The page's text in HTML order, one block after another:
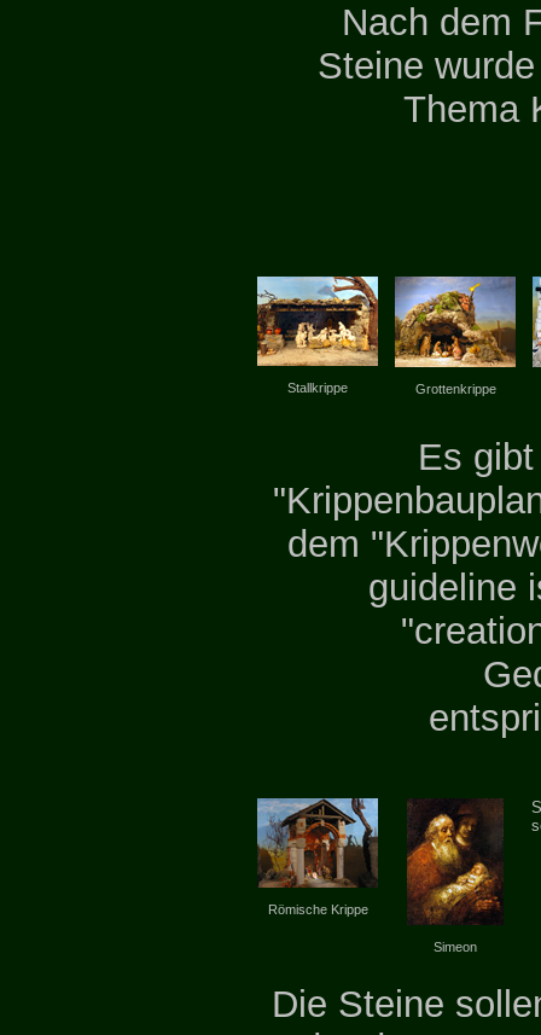
Nach dem
Steine
Thema
Stallkrippe Grottenkrippe
Es
dem
guideline
Römische Krippe
Simeon
Die Steine